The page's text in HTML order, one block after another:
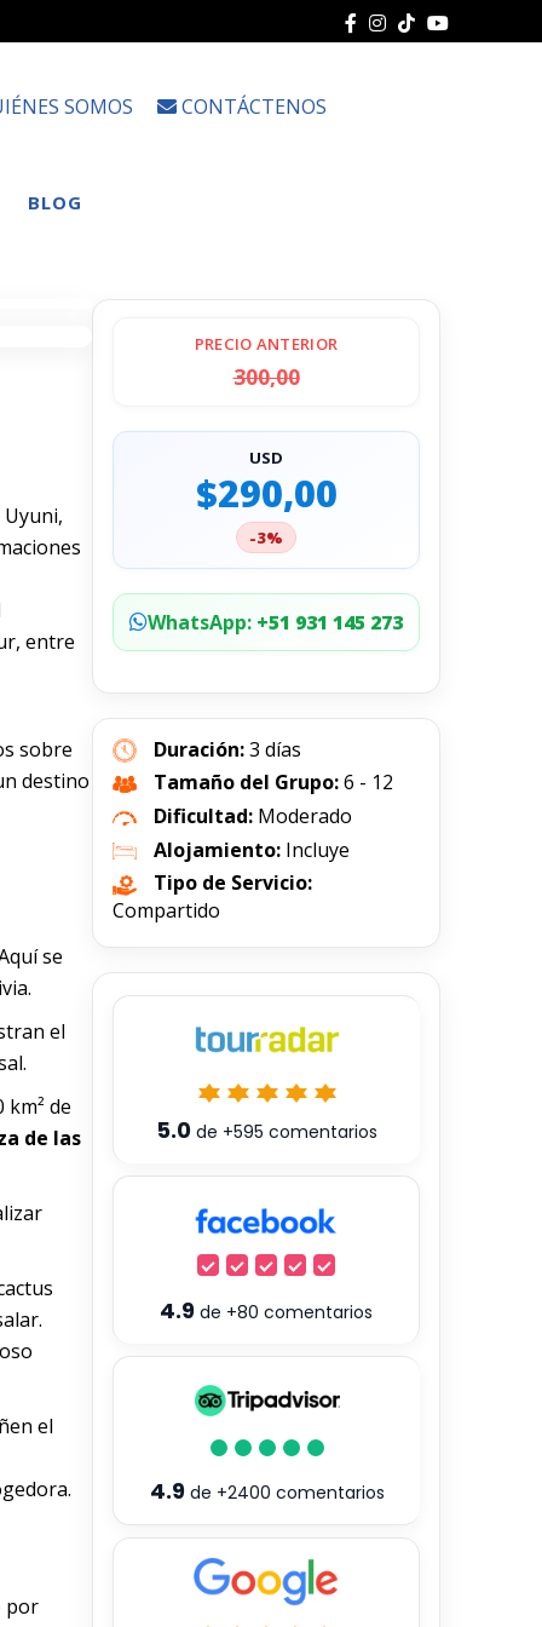
SOMOS CONTÁCTENOS
BLOG
entre
sobre
destino
se
el
de
de las
el
por
PRECIO ANTERIOR
300,00
USD
$290,00
-3%
WhatsApp: +51 931 145 273
Duración:3 días
Tamaño del Grupo:6 - 12
Dificultad: Moderado
Alojamiento: Incluye
Tipo de Servicio:
Compartido
5.0 de +595 comentarios
4.9 de +80 comentarios
4.9de +2400 comentarios